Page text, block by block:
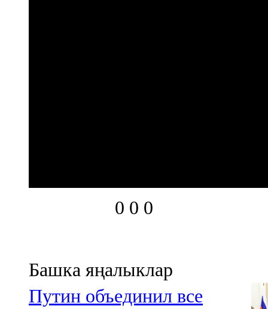
0 0 0
Башка яңалыклар
Путин объединил все